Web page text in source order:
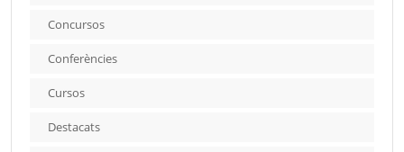
Concursos
Conferències
Cursos
Destacats